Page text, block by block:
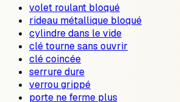
volet roulant bloqué
rideau métallique bloqué
cylindre dans le vide
clé tourne sans ouvrir
clé coincée
serrure dure
verrou grippé
porte ne ferme plus